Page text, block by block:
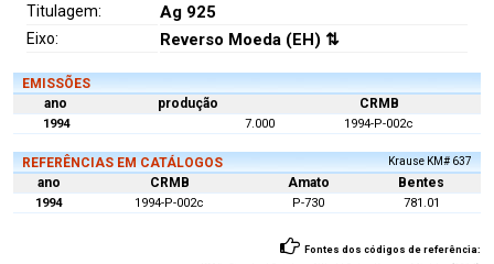
Titulagem: Ag 925
Eixo: Reverso Moeda (EH) ⇅
EMISSÕES
ano
produção CRMB
1994 7.000 1994-P-002c
REFERÊNCIAS EM CATÁLOGOS Krause KM# 637
ano CRMB Amato Bentes
1994 1994-P-002c P-730 781.01
Fontes dos códigos de referência: